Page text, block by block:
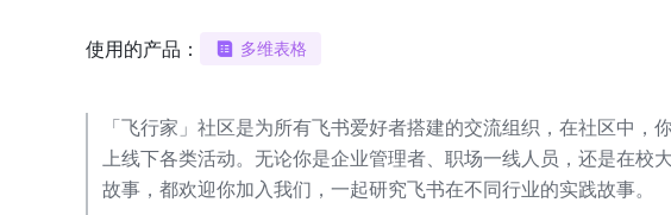
使用的产品： 多维表格
「飞行家」社区是为所有飞书爱好者搭建的交流组织，在社区中
上线下各类活动。无论你是企业管理者、职场一线人员，还是在
故事，都欢迎你加入我们，一起研究飞书在不同行业的实践故事。